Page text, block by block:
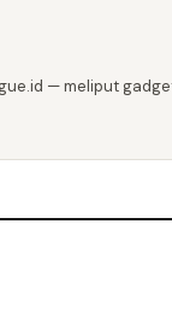
— meliput